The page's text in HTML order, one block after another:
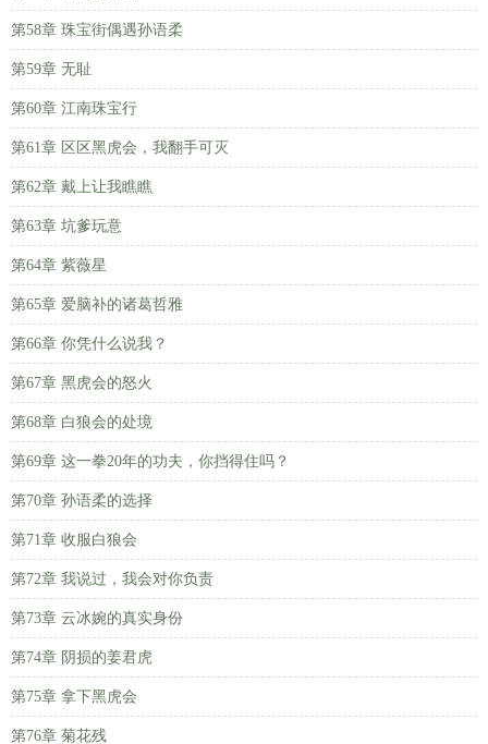
第58章 珠宝街偶遇孙语柔
第59章 无耻
第60章 江南珠宝行
第61章 区区黑虎会，我翻手可灭
第62章 戴上让我瞧瞧
第63章 坑爹玩意
第64章 紫薇星
第65章 爱脑补的诸葛哲雅
第66章 你凭什么说我？
第67章 黑虎会的怒火
第68章 白狼会的处境
第69章 这一拳20年的功夫，你挡得住吗？
第70章 孙语柔的选择
第71章 收服白狼会
第72章 我说过，我会对你负责
第73章 云冰婉的真实身份
第74章 阴损的姜君虎
第75章 拿下黑虎会
第76章 菊花残